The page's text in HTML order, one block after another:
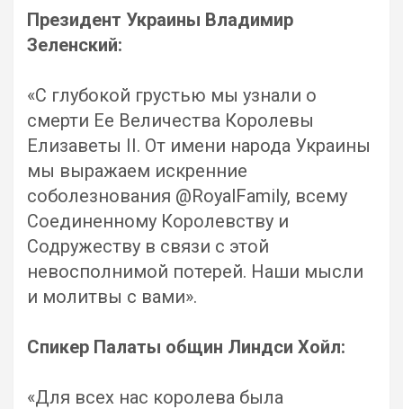
Президент Украины Владимир
Зеленский:
«С глубокой грустью мы узнали о
смерти Ее Величества Королевы
Елизаветы II. От имени народа Украины
мы выражаем искренние
соболезнования @RoyalFamily, всему
Соединенному Королевству и
Содружеству в связи с этой
невосполнимой потерей. Наши мысли
и молитвы с вами».
Спикер Палаты общин Линдси Хойл:
«Для всех нас королева была